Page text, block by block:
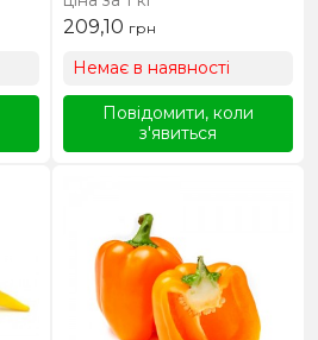
209,10 грн
Немає в наявності
Повідомити, коли
з'явиться